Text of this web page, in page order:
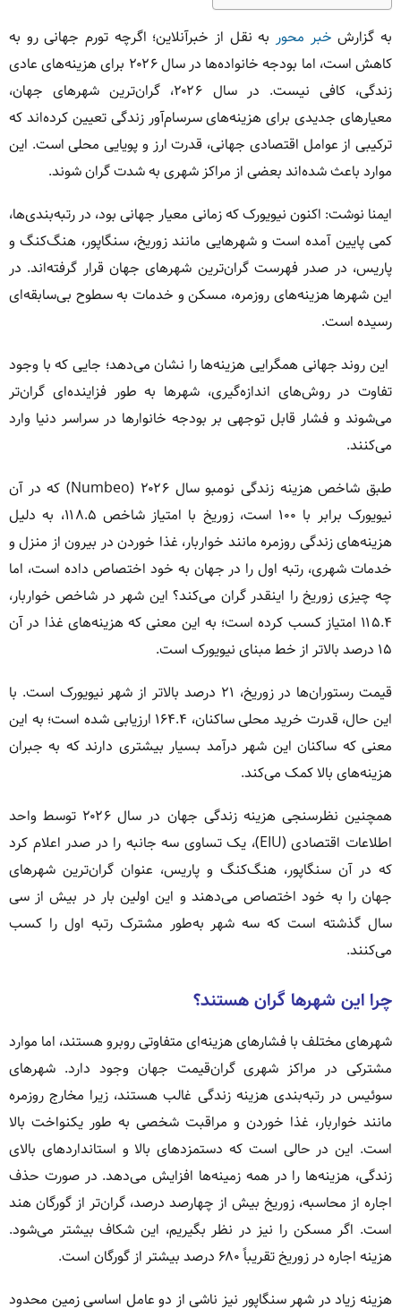
به گزارش خبر محور به نقل از خبرآنلاین؛ اگرچه تورم جهانی رو به
کاهش است، اما بودجه خانواده‌ها در سال ۲۰۲۶ برای هزینه‌های عادی
زندگی، کافی نیست. در سال ۲۰۲۶، گران‌ترین شهرهای جهان،
معیارهای جدیدی برای هزینه‌های سرسام‌آور زندگی تعیین کرده‌اند که
ترکیبی از عوامل اقتصادی جهانی، قدرت ارز و پویایی محلی است. این
موارد باعث شده‌اند بعضی از مراکز شهری به شدت گران شوند.
ایمنا نوشت: اکنون نیویورک که زمانی معیار جهانی بود، در رتبه‌بندی‌ها،
کمی پایین آمده است و شهرهایی مانند زوریخ، سنگاپور، هنگ‌کنگ و
پاریس، در صدر فهرست گران‌ترین شهرهای جهان قرار گرفته‌اند. در
این شهرها هزینه‌های روزمره، مسکن و خدمات به سطوح بی‌سابقه‌ای
رسیده است.
این روند جهانی همگرایی هزینه‌ها را نشان می‌دهد؛ جایی که با وجود
تفاوت در روش‌های اندازه‌گیری، شهرها به طور فزاینده‌ای گران‌تر
می‌شوند و فشار قابل توجهی بر بودجه خانوارها در سراسر دنیا وارد
می‌کنند.
طبق شاخص هزینه زندگی نومبو سال ۲۰۲۶ (Numbeo) که در آن
نیویورک برابر با ۱۰۰ است، زوریخ با امتیاز شاخص ۱۱۸.۵، به دلیل
هزینه‌های زندگی روزمره مانند خواربار، غذا خوردن در بیرون از منزل و
خدمات شهری، رتبه اول را در جهان به خود اختصاص داده است، اما
چه چیزی زوریخ را اینقدر گران می‌کند؟ این شهر در شاخص خواربار،
۱۱۵.۴ امتیاز کسب کرده است؛ به این معنی که هزینه‌های غذا در آن
۱۵ درصد بالاتر از خط مبنای نیویورک است.
قیمت رستوران‌ها در زوریخ، ۲۱ درصد بالاتر از شهر نیویورک است. با
این حال، قدرت خرید محلی ساکنان، ۱۶۴.۴ ارزیابی شده است؛ به این
معنی که ساکنان این شهر درآمد بسیار بیشتری دارند که به جبران
هزینه‌های بالا کمک می‌کند.
همچنین نظرسنجی هزینه زندگی جهان در سال ۲۰۲۶ توسط واحد
اطلاعات اقتصادی (EIU)، یک تساوی سه جانبه را در صدر اعلام کرد
که در آن سنگاپور، هنگ‌کنگ و پاریس، عنوان گران‌ترین شهرهای
جهان را به خود اختصاص می‌دهند و این اولین بار در بیش از سی
سال گذشته است که سه شهر به‌طور مشترک رتبه اول را کسب
می‌کنند.
چرا این شهرها گران هستند؟
شهرهای مختلف با فشارهای هزینه‌ای متفاوتی روبرو هستند، اما موارد
مشترکی در مراکز شهری گران‌قیمت جهان وجود دارد. شهرهای
سوئیس در رتبه‌بندی هزینه زندگی غالب هستند، زیرا مخارج روزمره
مانند خواربار، غذا خوردن و مراقبت شخصی به طور یکنواخت بالا
است. این در حالی است که دستمزدهای بالا و استانداردهای بالای
زندگی، هزینه‌ها را در همه زمینه‌ها افزایش می‌دهد. در صورت حذف
اجاره از محاسبه، زوریخ بیش از چهارصد درصد، گران‌تر از گورگان هند
است. اگر مسکن را نیز در نظر بگیریم، این شکاف بیشتر می‌شود.
هزینه اجاره در زوریخ تقریباً ۶۸۰ درصد بیشتر از گورگان است.
هزینه زیاد در شهر سنگاپور نیز ناشی از دو عامل اساسی زمین محدود